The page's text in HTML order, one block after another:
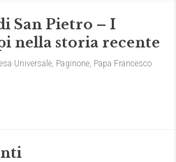
San Pietro – I
nella storia recente
Universale, Paginone, Papa Francesco